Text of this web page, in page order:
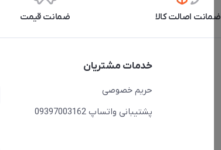
ضمانت اصالت کالا ضمانت قیمت
خدمات مشتریان
حریم خصوصی
پشتیبانی واتساپ 09397003162